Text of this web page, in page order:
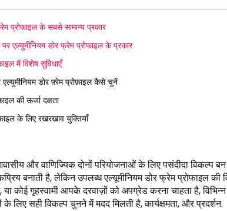
प्रोफाइल के सबसे सामान्य प्रकार
एल्युमीनियम डोर फ्रेम प्रोफाइल के प्रकार
में विशेष सुविधाएँ
डोर फ़्रेम प्रोफ़ाइल कैसे चुनें
की ऊर्जा दक्षता
के लिए रखरखाव युक्तियाँ
और वाणिज्यिक दोनों परियोजनाओं के लिए पसंदीदा विकल्प
बनाती है, लेकिन उपलब्ध एल्यूमीनियम डोर फ्रेम प्रोफाइल
कोई गृहस्वामी आपके दरवाज़ों को अपग्रेड करना चाहता है,
सही विकल्प चुनने में मदद मिलती है, कार्यक्षमता, और प्रदर्शन.